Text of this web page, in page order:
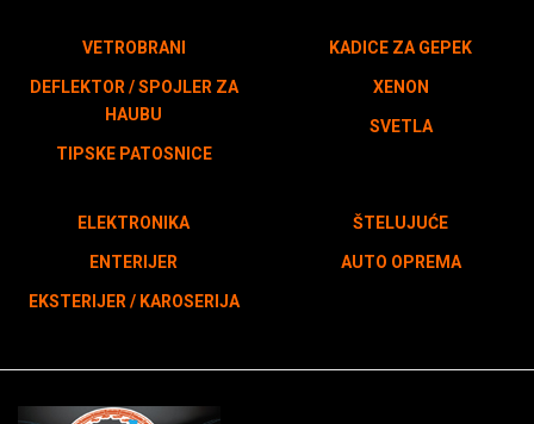
VETROBRANI
DEFLEKTOR / SPOJLER ZA
HAUBU
TIPSKE PATOSNICE
KADICE ZA GEPEK
XENON
SVETLA
ELEKTRONIKA
ENTERIJER
EKSTERIJER / KAROSERIJA
ŠTELUJUĆE
AUTO OPREMA